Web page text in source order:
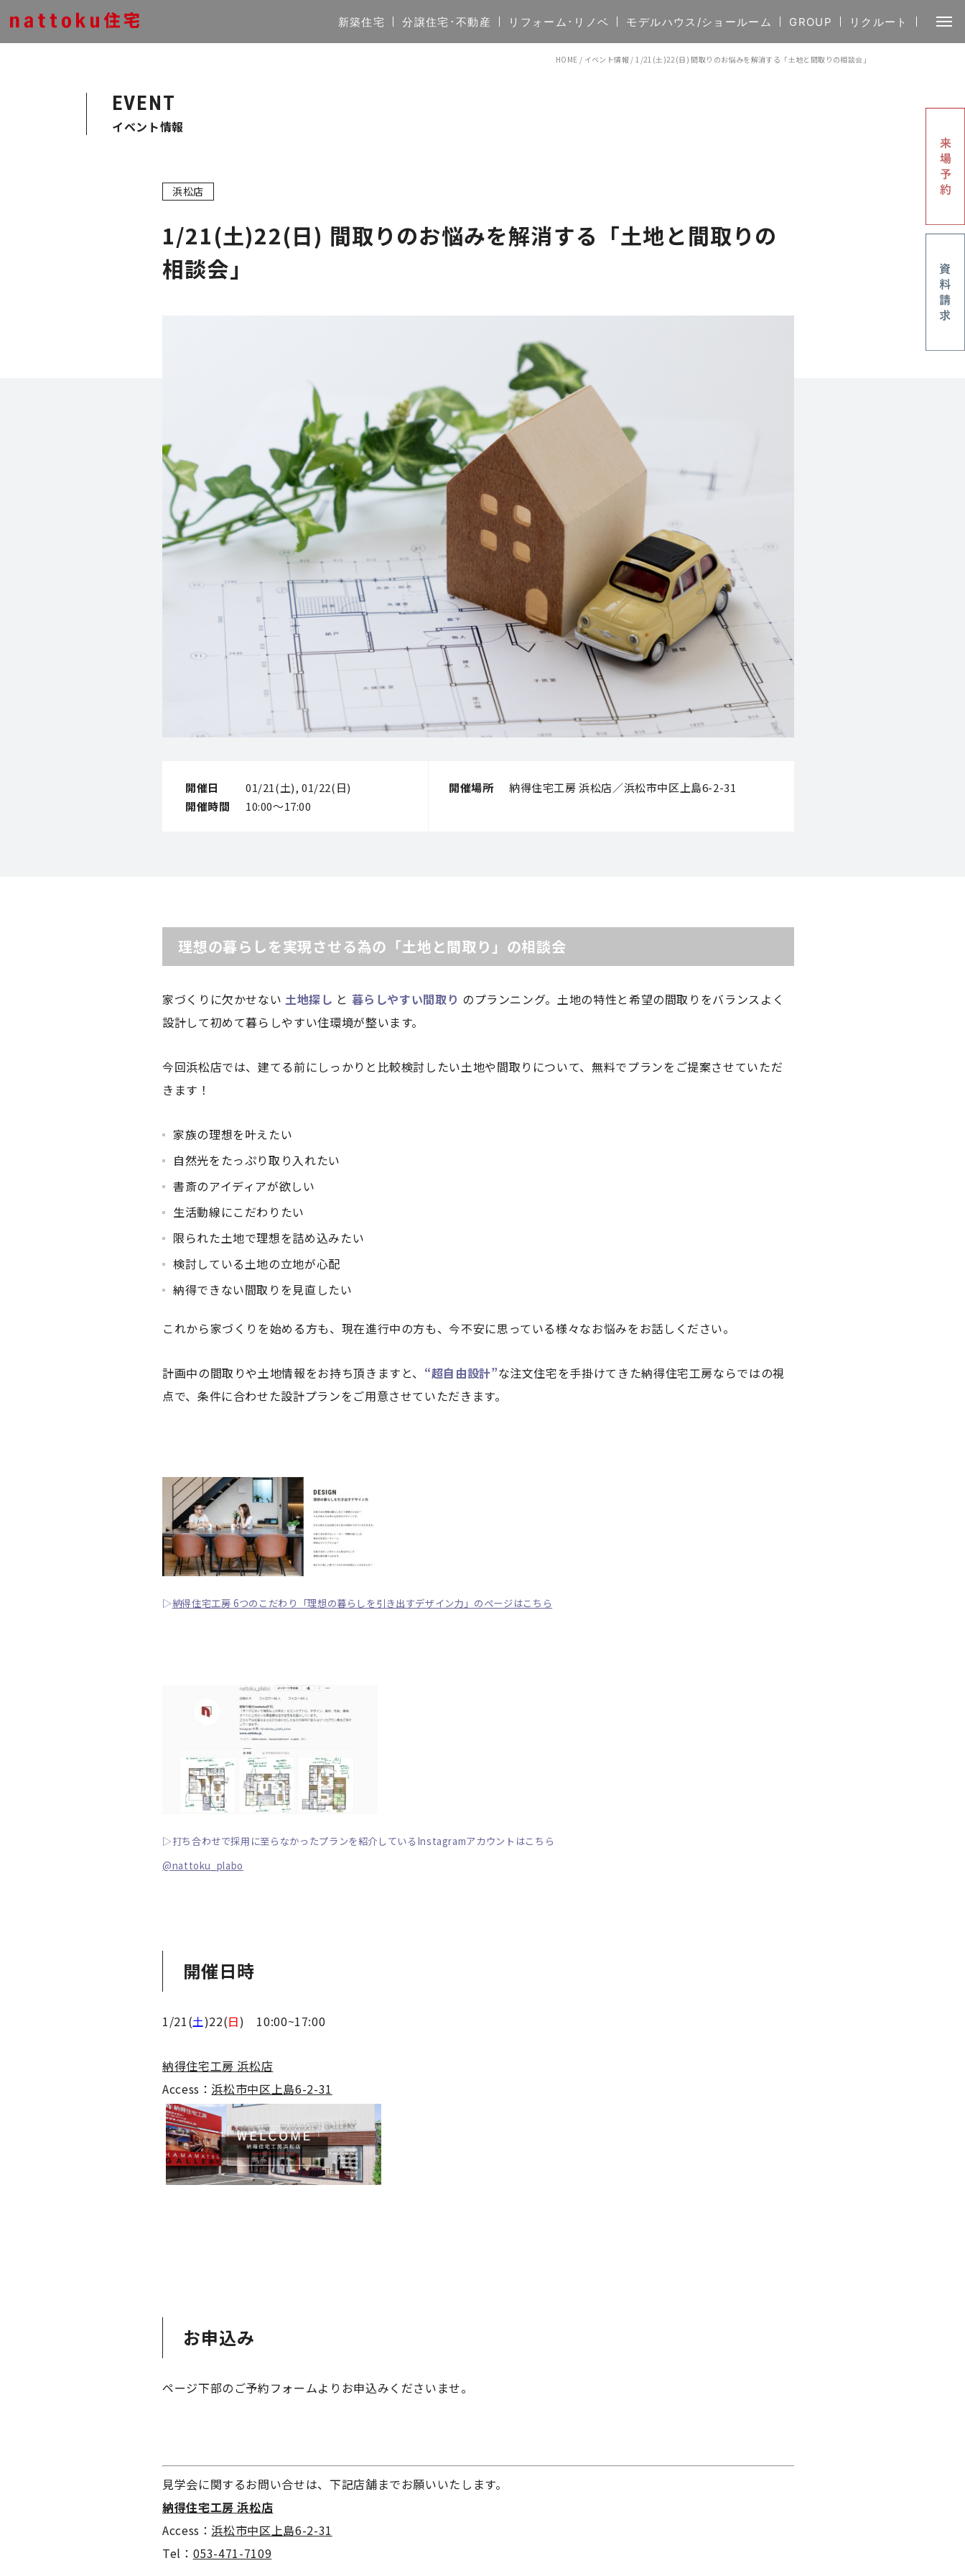
新築住宅 分譲住宅･不動産 リフォーム･リノベ モデルハウス/ショールーム GROUP リクルート
HOME / イベント情報 /1/21(土)22(日) 間取りのお悩みを解消する「土地と間取りの相談会」
EVENT
イベント情報
浜松店
1/21(土)22(日) 間取りのお悩みを解消する「土地と間取りの
相談会」
開催日
01/21(土), 01/22(日)
開催時間
10:00～17:00
開催場所 納得住宅工房 浜松店／浜松市中区上島6-2-31
理想の暮らしを実現させる為の「土地と間取り」の相談会
家づくりに欠かせない 土地探し と 暮らしやすい間取り のプランニング。土地の特性と希望の間取りをバランスよく
設計して初めて暮らしやすい住環境が整います。
今回浜松店では、建てる前にしっかりと比較検討したい土地や間取りについて、無料でプランをご提案させていただ
きます！
家族の理想を叶えたい
自然光をたっぷり取り入れたい
書斎のアイディアが欲しい
生活動線にこだわりたい
限られた土地で理想を詰め込みたい
検討している土地の立地が心配
納得できない間取りを見直したい
これから家づくりを始める方も、現在進行中の方も、今不安に思っている様々なお悩みをお話しください。
計画中の間取りや土地情報をお持ち頂きますと、 “超自由設計”な注文住宅を手掛けてきた納得住宅工房ならではの視
点で、条件に合わせた設計プランをご用意させていただきます。
▷納得住宅工房 6つのこだわり「理想の暮らしを引き出すデザイン力」のページはこちら
▷打ち合わせで採用に至らなかったプランを紹介しているInstagramアカウントはこちら
@nattoku_plabo
開催日時
1/21(土)22(日) 10:00~17:00
納得住宅工房 浜松店
Access： 浜松市中区上島6-2-31
お申込み
ページ下部のご予約フォームよりお申込みくださいませ。
見学会に関するお問い合せは、下記店舗までお願いいたします。
納得住宅工房 浜松店
Access： 浜松市中区上島6-2-31
Tel： 053-471-7109